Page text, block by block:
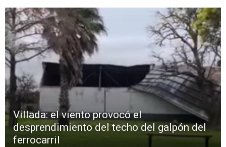
Villada: el viento provocó el
desprendimiento del techo del galpón del
ferrocarril